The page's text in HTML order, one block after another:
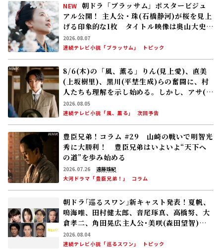
NEW 朝ドラ「ブラッサム」ポスタービジュ
アル公開！ 主人公・珠(石橋静河)が桜を見上
げる印象的な1枚 タイトル映像は奥山大史監
督、語りは三條雅幸アナ 2026年度後期放
送
2026.08.07
連続テレビ小説「ブラッサム」
トピック
8/6(木)の「風、薫る」りん(見上愛)、直美
(上坂樹里)、黒川(平埜生成)らの奮闘に、村
人たちも理解を示し始める。しかし、アサ(美
山加恋)の容体はなかなか改善せず……
2026.08.05
連続テレビ小説「風、薫る」
次回予告
豊臣兄弟！コラム #29 山崎の戦いで明智光
秀に大勝利！ 豊臣兄弟はいよいよ“天下へ
の道”を歩み始める
2026.07.26
遠藤珠紀
大河ドラマ「豊臣兄弟！」
コラム
朝ドラ｢巡るスワン｣新キャスト発表！夏帆、
鳴海唯、田村健太郎、音尾琢真、高橋努、大
倉孝二、角田晃広――主人公･美咲(森田望智)が
交流する警察署の人々 2027年度前期放送
2026.08.04
連続テレビ小説「巡るスワン」
トピック